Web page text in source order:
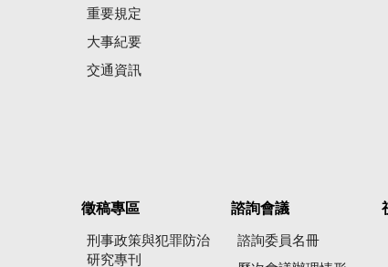
重要規定
大事紀要
交通資訊
徵稿專區
刑事政策與犯罪防治
研究專刊
諮詢會議
諮詢委員名冊